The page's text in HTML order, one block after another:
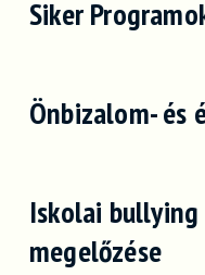
Siker
Önbizalom- és
Iskolai bullying
megelőzése